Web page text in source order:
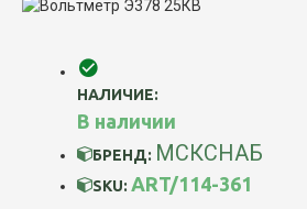
НАЛИЧИЕ:
В наличии
БРЕНД: МСКСНАБ
SKU: ART/114-361